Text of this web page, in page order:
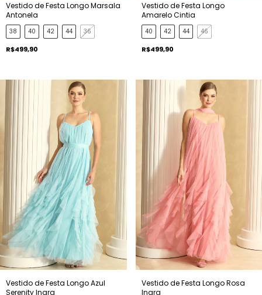
Vestido de Festa Longo Marsala
Antonela
38 40 42 44 36
R$499,90
Vestido de Festa Longo
Amarelo Cintia
40 42 44 46
R$499,90
Vestido de Festa Longo Azul
Serenity Inara
Vestido de Festa Longo Rosa
Inara